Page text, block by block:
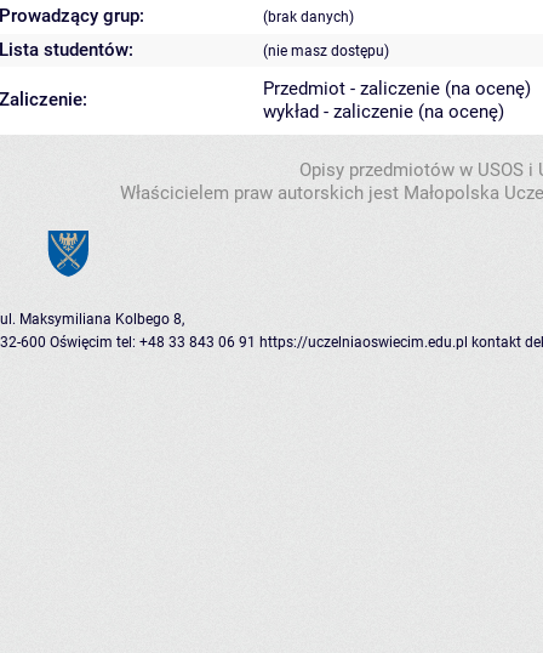
Prowadzący grup: (brak danych)
Lista studentów: (nie masz dostępu)
Zaliczenie:
Przedmiot - zaliczenie (na ocenę)
wykład - zaliczenie (na ocenę)
Opisy przedmiotów w USOS
Właścicielem praw autorskich jest Małopolska
ul. Maksymiliana Kolbego 8,
32-600 Oświęcim tel: +48 33 843 06 91 https://uczelniaoswiecim.edu.pl kontakt